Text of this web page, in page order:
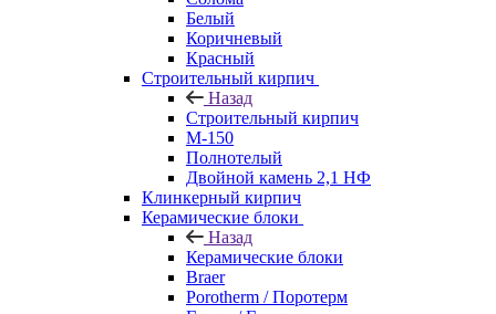
Белый
Коричневый
Красный
Строительный кирпич
Назад
Строительный кирпич
М-150
Полнотелый
Двойной камень 2,1 НФ
Клинкерный кирпич
Керамические блоки
Назад
Керамические блоки
Braer
Porotherm / Поротерм